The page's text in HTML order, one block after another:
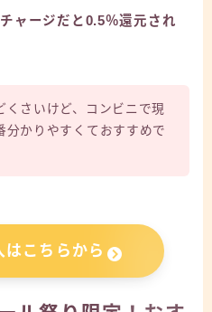
ャージだと0.5％還元され
くさいけど、コンビニで現
分かりやすくておすすめで
はこちらから